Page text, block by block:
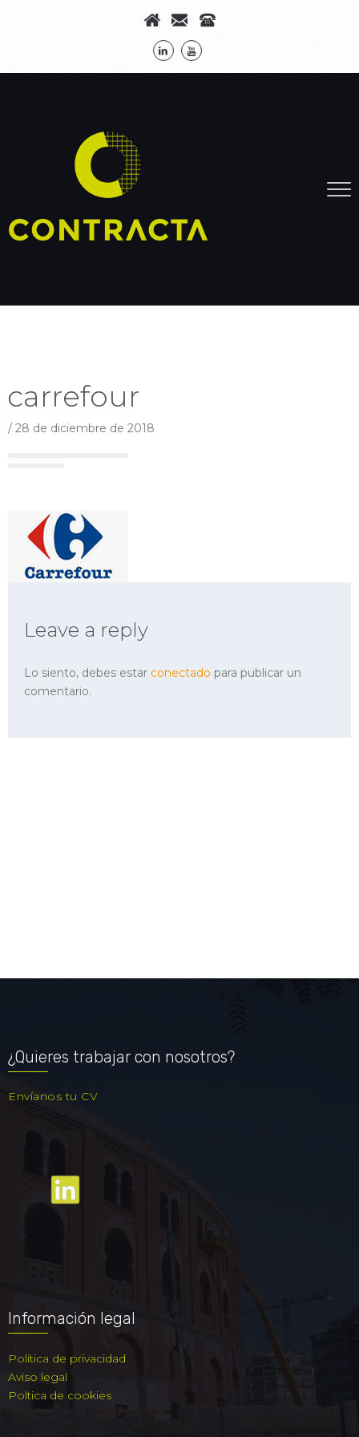
carrefour
/ 28 de diciembre de 2018
Leave a reply
Lo siento, debes estar conectado para publicar un
comentario.
¿Quieres trabajar con nosotros?
Envíanos tu CV
Información legal
Política de privacidad
Aviso legal
Poltica de cookies